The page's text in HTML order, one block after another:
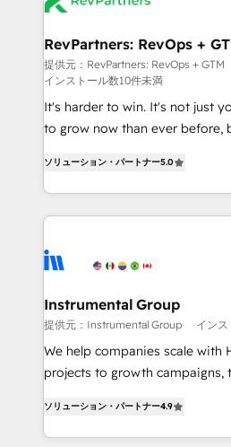
explore whether S2 is the
Premier Partner 2023 🌟5
Won HubSpot Theme Challenge
HubSpot Rising Star Why us? Harnessing the full
potential of the powerful HubSpot
HubSpot experts backed by
Hourly-fee (assigned one
Admin); Monthly-fee (HubSpot
Manager); and Fixed Project
far with our HubSpot solutions.
RevPartners: RevOps +
提供元：RevPartners: RevOps + GTM
インストール数10件未満
It's harder to win. It's not just you. It should be easier
to grow now than ever before, but
revenue number. We do that by bridging the gap
where agencies fail: combining
technical execution to solve
implement your CRM. We engineer revenue
Different Because We're Built Different:
Soc2 compliant 🛡️ - Onboarding:
starting from $1,5k - Clay: Elite Studio Solutions
Partner 🤝 - Global: 75+ RPers across five continents
Elite HubSpot Partner 🪴 - CRM: More Sales Hub
implementations than any other
ソリューション・パートナー5.0
Instrumental Group
提供元：Instrumental Group イン
We help companies scale with
projects to growth campaigns,
HubSpot and willing to work
team to simplify the complex
ソリューション・パートナー4.9